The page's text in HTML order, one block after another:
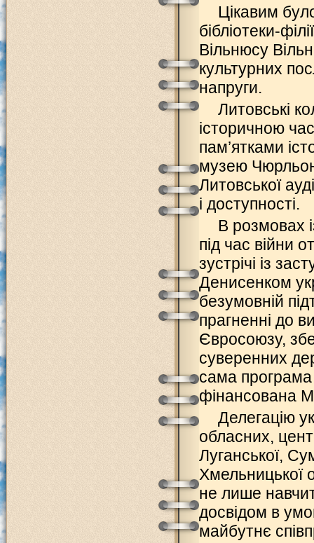
Цікавим
бібліотеки-
Вільнюсу
культурних
напруги.
Литовські
історичною
пам’ятками
музею
Литовської
і доступності.
В розмовах
під час війни
зустрічі із
Денисенком
безумовній
прагненні до
Євросоюзу,
суверенних
сама програма
фінансована
Делегацію
обласних,
Луганської,
Хмельницької
не лише
досвідом в
майбутнє